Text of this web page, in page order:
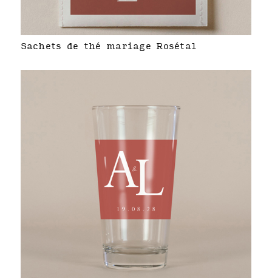
Sachets de thé mariage Rosétal